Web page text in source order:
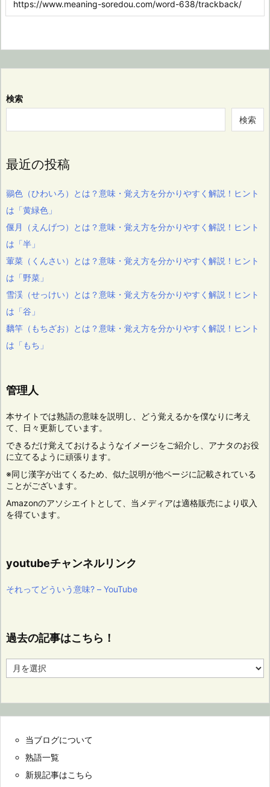
検索
検索
最近の投稿
鶸色（ひわいろ）とは？意味・覚え方を分かりやすく解説！ヒント
は「黄緑色」
偃月（えんげつ）とは？意味・覚え方を分かりやすく解説！ヒント
は「半」
葷菜（くんさい）とは？意味・覚え方を分かりやすく解説！ヒント
は「野菜」
雪渓（せっけい）とは？意味・覚え方を分かりやすく解説！ヒント
は「谷」
黐竿（もちざお）とは？意味・覚え方を分かりやすく解説！ヒント
は「もち」
管理人
本サイトでは熟語の意味を説明し、どう覚えるかを僕なりに考え
て、日々更新しています。
できるだけ覚えておけるようなイメージをご紹介し、アナタのお役
に立てるように頑張ります。
※同じ漢字が出てくるため、似た説明が他ページに記載されている
ことがございます。
Amazonのアソシエイトとして、当メディアは適格販売により収入
を得ています。
youtubeチャンネルリンク
それってどういう意味? – YouTube
過去の記事はこちら！
去
ら！
当ブログについて
熟語一覧
新規記事はこちら